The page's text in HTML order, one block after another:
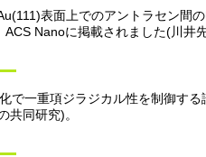
表面上でのアントラセン間
ACS Nanoに掲載されました(川井
で一重項ジラジカル性を制御す
共同研究)。